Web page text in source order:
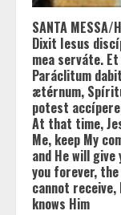
SANTA
Dixit Iesus
mea serváte.
Paráclitum
ætérnum,
potest
At that time,
Me, keep My
and He will
you forever,
cannot
knows Him